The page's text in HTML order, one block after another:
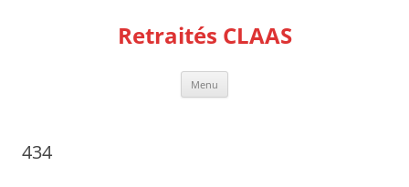
Retraités CLAAS
Menu
434